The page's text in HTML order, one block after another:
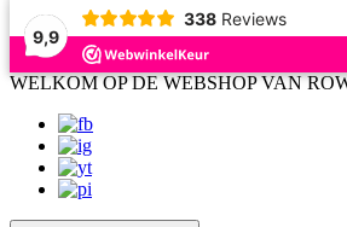
9,9
338 Reviews
WELKOM OP DE WEBSHOP VAN